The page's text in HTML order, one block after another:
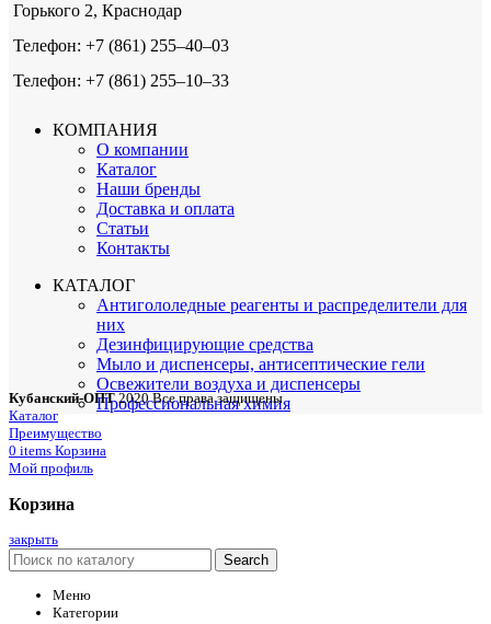
Горького 2, Краснодар
Телефон: +7 (861) 255‒40‒03
Телефон: +7 (861) 255‒10‒33
КОМПАНИЯ
О компании
Каталог
Наши бренды
Доставка и оплата
Статьи
Контакты
КАТАЛОГ
Антигололедные реагенты и распределители для
них
Дезинфицирующие средства
Мыло и диспенсеры, антисептические гели
Освежители воздуха и диспенсеры
Профессиональная химия
Кубанский-ОПТ 2020 Все права защищены
Каталог
Преимущество
0 items Корзина
Мой профиль
Корзина
закрыть
Search
Меню
Категории